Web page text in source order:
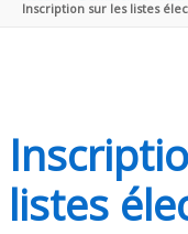
Inscription sur les listes
listes